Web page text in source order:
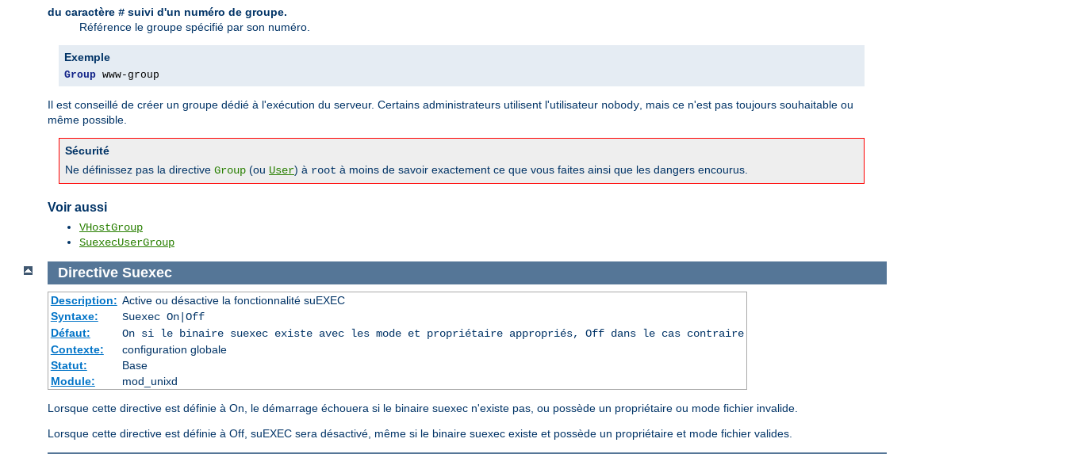
du caractère # suivi d'un numéro de groupe.
Référence le groupe spécifié par son numéro.
Exemple
Group www-group
Il est conseillé de créer un groupe dédié à l'exécution du serveur. Certains administrateurs utilisent l'utilisateur nobody , mais ce n'est pas toujours souhaitable ou
même possible.
Sécurité
Ne définissez pas la directive Group (ou User) à root à moins de savoir exactement ce que vous faites ainsi que les dangers encourus.
Voir aussi
VHostGroup
SuexecUserGroup
Directive Suexec
Description: Active ou désactive la fonctionnalité suEXEC
Syntaxe:
Suexec On|Off
Défaut:
On si le binaire suexec existe avec les mode et propriétaire appropriés, Off dans le cas contraire
Contexte:
configuration globale
Statut:
Base
Module:
mod_unixd
Lorsque cette directive est définie à On, le démarrage échouera si le binaire suexec n'existe pas, ou possède un propriétaire ou mode fichier invalide.
Lorsque cette directive est définie à Off, suEXEC sera désactivé, même si le binaire suexec existe et possède un propriétaire et mode fichier valides.